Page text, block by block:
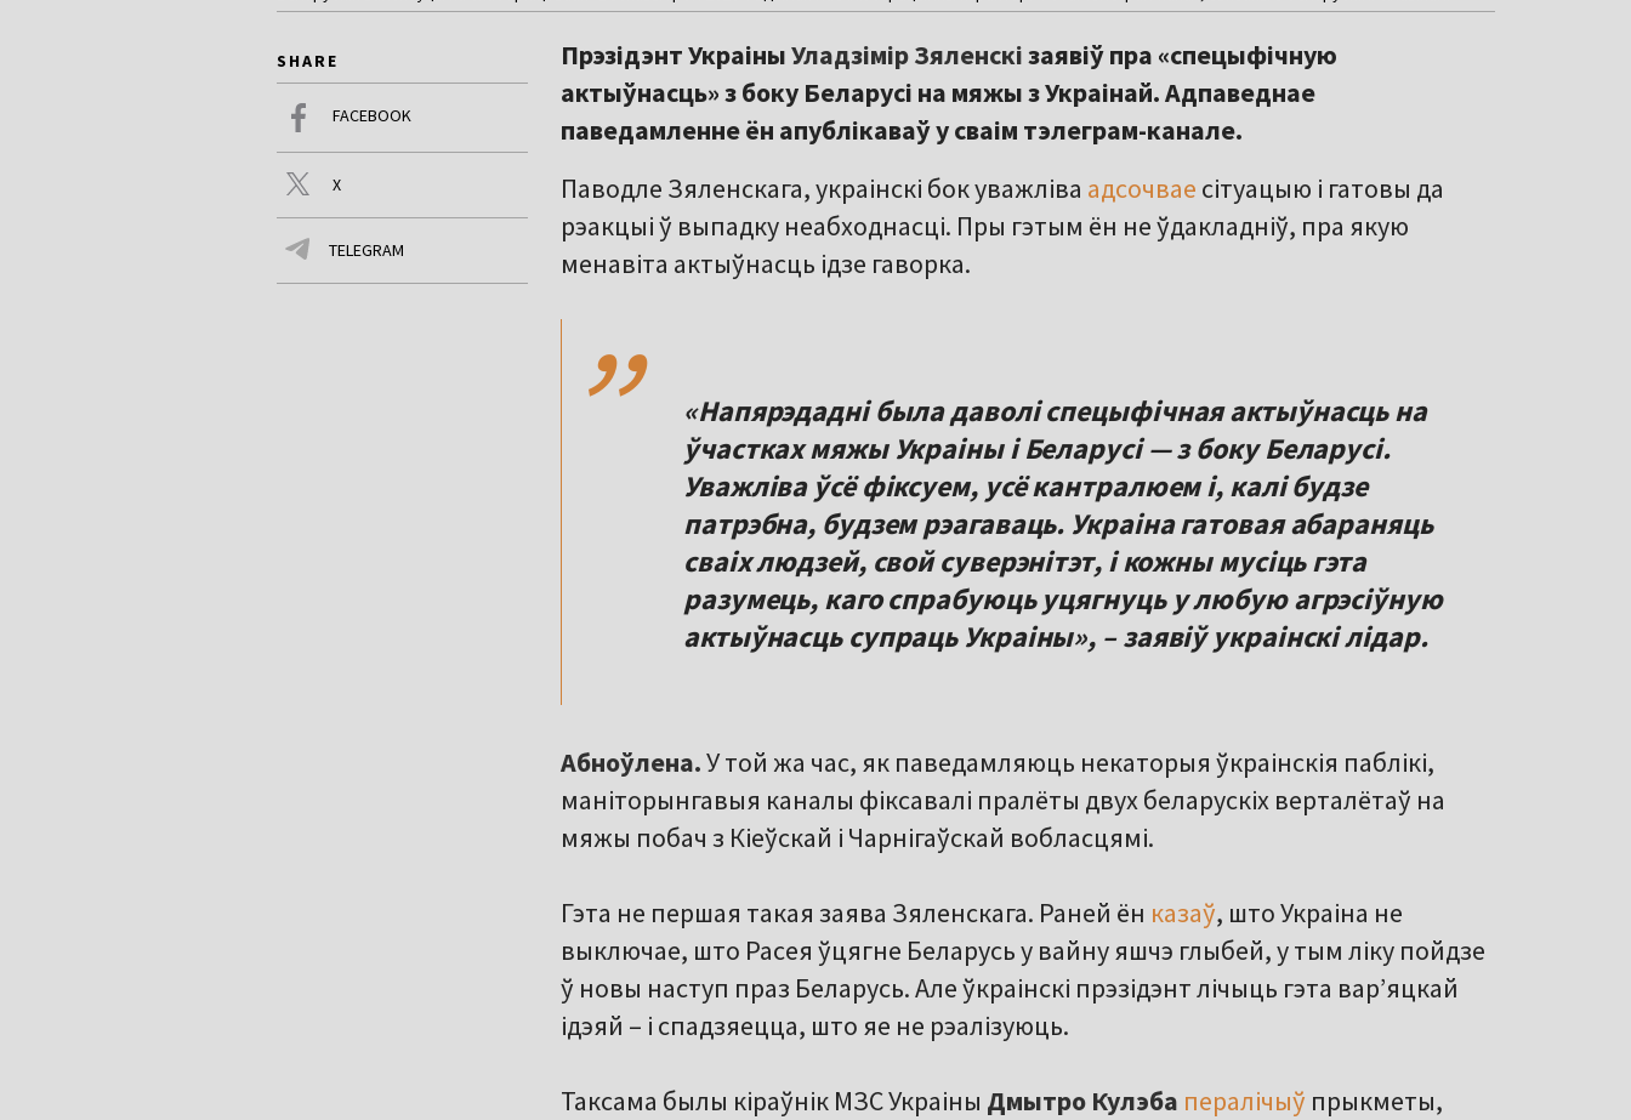
SHARE
FACEBOOK
X
TELEGRAM
Прэзідэнт УкраіныУладзімір Зяленскізаявіў пра «спецыфічную
актыўнасць» з боку Беларусі на мяжы з Украінай. Адпаведнае
паведамленне ён апублікаваў у сваім тэлеграм-канале.
Паводле Зяленскага, украінскі бок уважліва адсочвае сітуацыю і гатовы да
рэакцыі ў выпадку неабходнасці. Пры гэтым ён не ўдакладніў, пра якую
менавіта актыўнасць ідзе гаворка.
,,
«Напярэдадні была даволі спецыфічная актыўнасць на
ўчастках мяжы Украіны і Беларусі — з боку Беларусі.
Уважліва ўсё фіксуем, усё кантралюем і, калі будзе
патрэбна, будзем рэагаваць. Украіна гатовая абараняць
сваіх людзей, свой суверэнітэт, і кожны мусіць гэта
разумець, каго спрабуюць уцягнуць у любую агрэсіўную
актыўнасць супраць Украіны», – заявіў украінскі лідар.
Абноўлена.У той жа час, як паведамляюць некаторыя ўкраінскія паблікі,
маніторынгавыя каналы фіксавалі пралёты двух беларускіх верталётаў на
мяжы побач з Кіеўскай і Чарнігаўскай вобласцямі.
Гэта не першая такая заява Зяленскага. Раней ён казаў, што Украіна не
выключае, што Расея ўцягне Беларусь у вайну яшчэ глыбей, у тым ліку пойдзе
ў новы наступ праз Беларусь. Але ўкраінскі прэзідэнт лічыць гэта вар’яцкай
ідэяй – і спадзяецца, што яе не рэалізуюць.
Таксама былы кіраўнік МЗС Украіны Дмытро Кулэба пералічыў прыкметы,